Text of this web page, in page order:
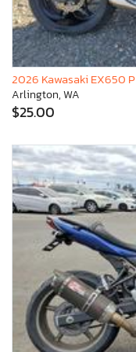
2026 Kawasaki EX650 P
Arlington, WA
$25.00